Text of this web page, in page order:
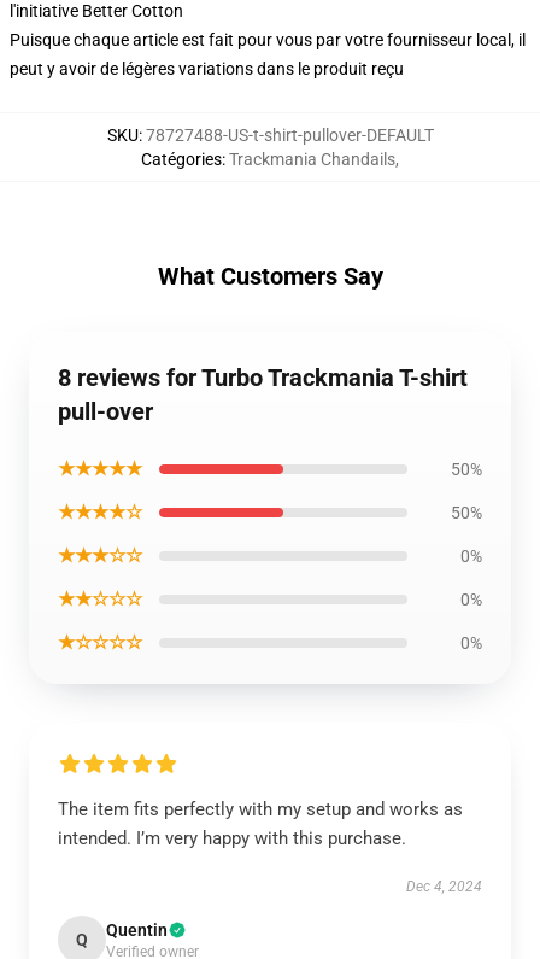
l'initiative Better Cotton
Puisque chaque article est fait pour vous par votre fournisseur local, il
peut y avoir de légères variations dans le produit reçu
SKU:78727488-US-t-shirt-pullover-DEFAULT
Catégories:Trackmania Chandails,
What Customers Say
8 reviews for Turbo Trackmania T-shirt
pull-over
★★★★★ 50%
★★★★☆ 50%
★★★☆☆ 0%
★★☆☆☆ 0%
★☆☆☆☆ 0%
The item fits perfectly with my setup and works as
intended. I’m very happy with this purchase.
Dec 4, 2024
Q Quentin
Verified owner